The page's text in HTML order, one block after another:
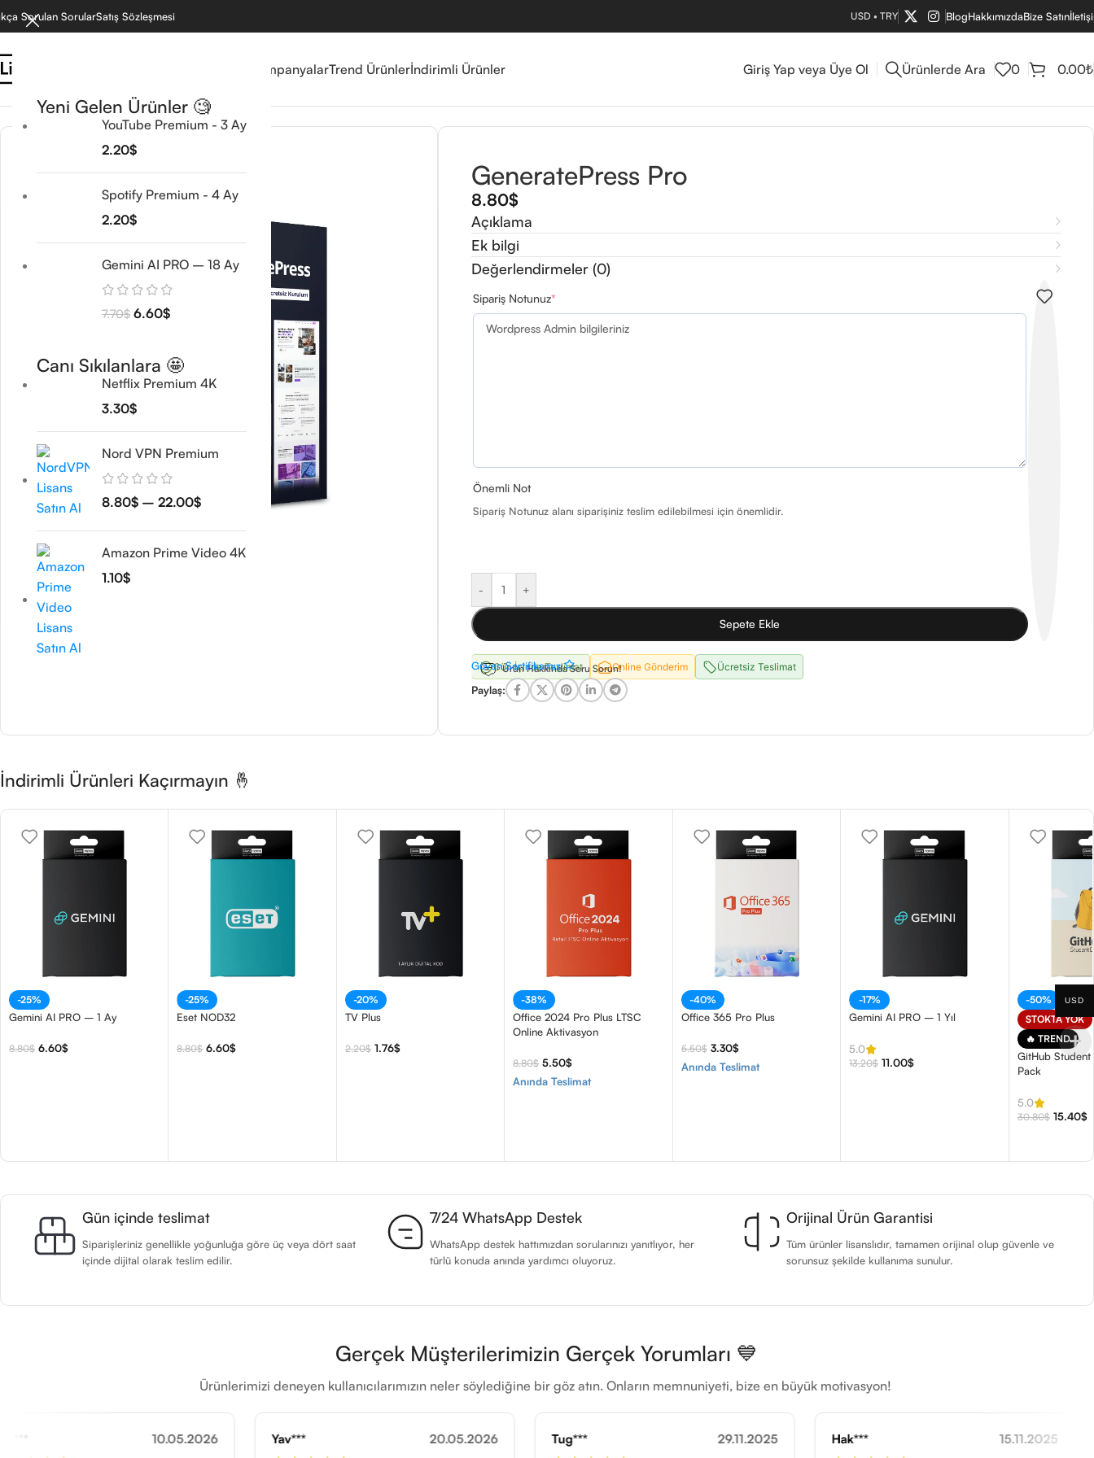
Yeni Gelen Ürünler 🧐
YouTube Premium - 3 Ay
2.20$
Spotify Premium - 4 Ay
2.20$
Gemini AI PRO – 18 Ay
7.70$ 6.60$
Canı Sıkılanlara 🤩
Netflix Premium 4K
3.30$
Nord VPN Premium
8.80$ – 22.00$
Amazon Prime Video 4K
1.10$
Sorulan SorularSatış Sözleşmesi USD •TRY BlogHakkımızdaBize Satın
KampanyalarTrend Ürünlerİndirimli Ürünler Giriş Yap veya Üye Ol Ürünlerde Ara 0 0.00₺
Ana Sayfa Wordpress Ürünleri Temalar GeneratePress Pro
GeneratePress Pro
8.80$
Açıklama
Ek bilgi
Değerlendirmeler (0)
Sipariş Notunuz*
Önemli Not
Sipariş Notunuz alanı siparişiniz teslim edilebilmesi için önemlidir.
- +
Sepete Ekle
Gün İçinde Teslimat Online Gönderim Ücretsiz Teslimat
Ürün Hakkında Soru Sorun!
Güven Sertifikamız
Paylaş:
İndirimli Ürünleri Kaçırmayın 🤞
-25%
Gemini AI PRO – 1 Ay
8.80$ 6.60$
-25%
Eset NOD32
8.80$ 6.60$
-20%
TV Plus
2.20$ 1.76$
-38%
Office 2024 Pro Plus LTSC
Online Aktivasyon
8.80$ 5.50$
Anında Teslimat
-40%
Office 365 Pro Plus
5.50$ 3.30$
Anında Teslimat
-17%
Gemini AI PRO – 1 Yıl
5.0
13.20$ 11.00$
-50%
STOKTA YOK
🔥 TREND
GitHub
Pack
5.0
30.80$ 15.40$
Gün içinde teslimat
Siparişleriniz genellikle yoğunluğa göre üç veya dört saat
içinde dijital olarak teslim edilir.
7/24 WhatsApp Destek
WhatsApp destek hattımızdan sorularınızı yanıtlıyor, her
türlü konuda anında yardımcı oluyoruz.
Orijinal Ürün Garantisi
Tüm ürünler lisanslıdır, tamamen orijinal olup güvenle ve
sorunsuz şekilde kullanıma sunulur.
Gerçek Müşterilerimizin Gerçek Yorumları 💙
Ürünlerimizi deneyen kullanıcılarımızın neler söylediğine bir göz atın. Onların memnuniyeti, bize en büyük motivasyon!
10.05.2026 Yav*** 20.05.2026 Tug*** 29.11.2025 Hak*** 15.11.2025 Yav***
USD